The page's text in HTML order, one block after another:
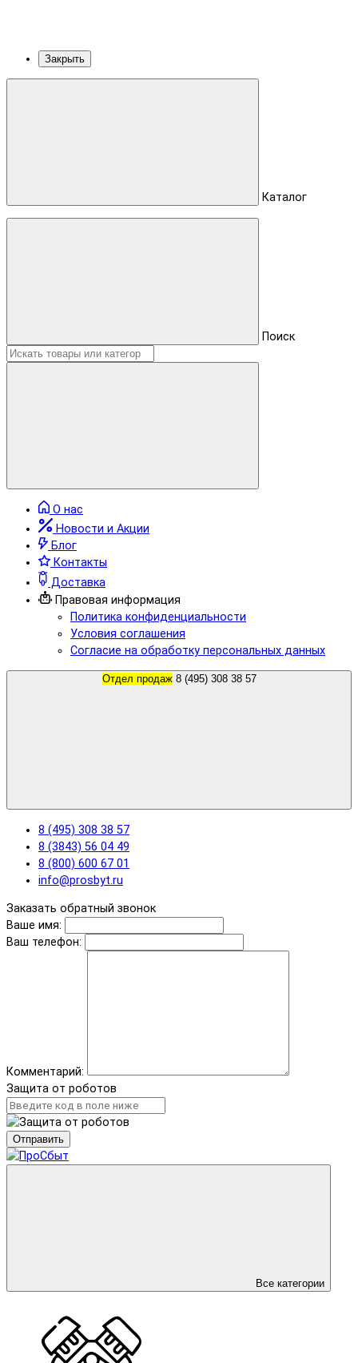
Закрыть
Каталог
Поиск
О нас
Новости и Акции
Блог
Контакты
Доставка
Правовая информация
Политика конфиденциальности
Условия соглашения
Согласие на обработку персональных данных
Отдел продаж 8 (495) 308 38 57
8 (495) 308 38 57
8 (3843) 56 04 49
8 (800) 600 67 01
info@prosbyt.ru
Заказать обратный звонок
Ваше имя:
Ваш телефон:
Комментарий:
Защита от роботов
Отправить
Все категории